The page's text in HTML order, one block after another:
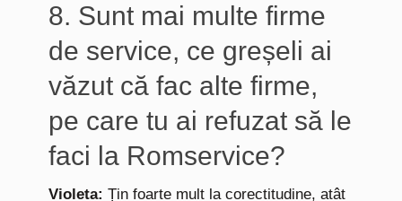
8. Sunt mai multe firme
de service, ce greșeli ai
văzut că fac alte firme,
pe care tu ai refuzat să le
faci la Romservice?
Violeta: Țin foarte mult la corectitudine, atât